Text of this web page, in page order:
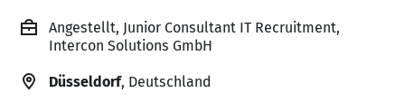
Angestellt, Junior Consultant IT Recruitment,
Intercon Solutions GmbH
Düsseldorf, Deutschland